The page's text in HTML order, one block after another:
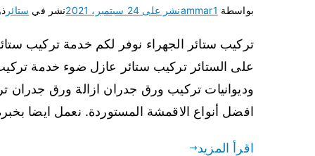
بواسطة ammar1نشر على 24 سبتمبر، 2021 نشر في ستائر
تركيب ستائر الجهراء نوفر لكم خدمة تركيب
على الستائر تركيب ستائر عازل ضوء خدمة
وديوانيات تركيب ورق جدران ازالة ورق جدران
افضل أنواع الاقمشة المستوردة. نعمل ايضا
اقرأ المزيد